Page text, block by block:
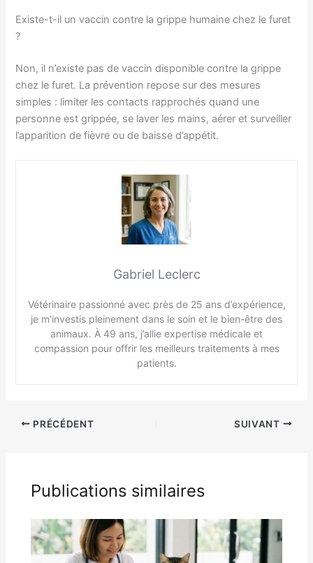
Existe-t-il un vaccin contre la grippe humaine chez le furet
?
Non, il n’existe pas de vaccin disponible contre la grippe
chez le furet. La prévention repose sur des mesures
simples : limiter les contacts rapprochés quand une
personne est grippée, se laver les mains, aérer et surveiller
l’apparition de fièvre ou de baisse d’appétit.
Gabriel Leclerc
Vétérinaire passionné avec près de 25 ans d’expérience,
je m’investis pleinement dans le soin et le bien-être des
animaux. À 49 ans, j’allie expertise médicale et
compassion pour offrir les meilleurs traitements à mes
patients.
PRÉCÉDENT SUIVANT
Publications similaires